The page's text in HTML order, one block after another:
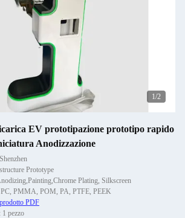
2/2
EV prototipazione prototipo rapido
Anodizzazione
Prototype
Plating, Silkscreen
PMMA, POM, PA, PTFE, PEEK
PDF
pezzo